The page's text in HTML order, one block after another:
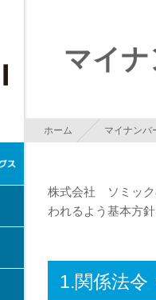
マイ
ホーム マイナンバ
株式会社 ソミック
われるよう基本方針
1.関係法令